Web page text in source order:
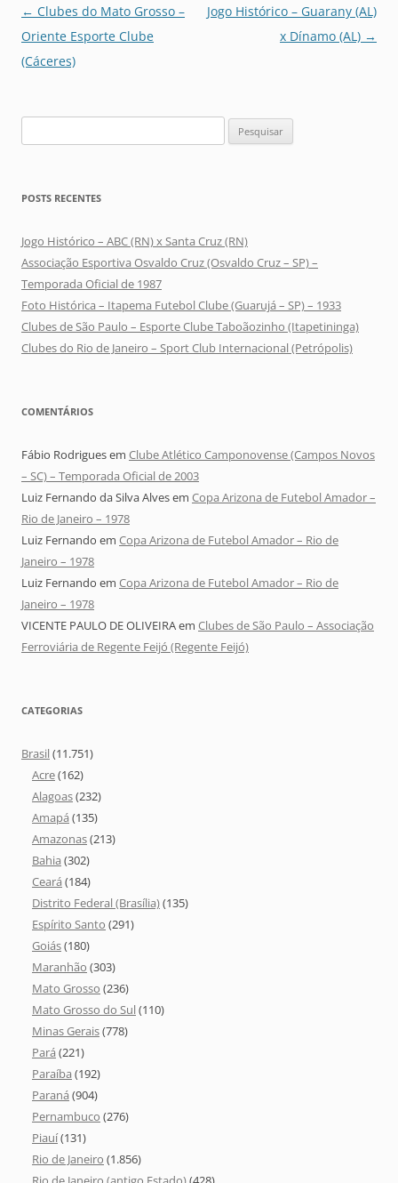
Navegação
de
posts
← Clubes do Mato Grosso –
Oriente Esporte Clube
(Cáceres)
Jogo Histórico – Guarany (AL)
x Dínamo (AL) →
por:
POSTS RECENTES
Jogo Histórico – ABC (RN) x Santa Cruz (RN)
Associação Esportiva Osvaldo Cruz (Osvaldo Cruz – SP) –
Temporada Oficial de 1987
Foto Histórica – Itapema Futebol Clube (Guarujá – SP) – 1933
Clubes de São Paulo – Esporte Clube Taboãozinho (Itapetininga)
Clubes do Rio de Janeiro – Sport Club Internacional (Petrópolis)
COMENTÁRIOS
Fábio Rodriguesem Clube Atlético Camponovense (Campos Novos
– SC) – Temporada Oficial de 2003
Luiz Fernando da Silva Alvesem Copa Arizona de Futebol Amador –
Rio de Janeiro – 1978
Luiz Fernando em Copa Arizona de Futebol Amador – Rio de
Janeiro – 1978
Luiz Fernando em Copa Arizona de Futebol Amador – Rio de
Janeiro – 1978
VICENTE PAULO DE OLIVEIRAem Clubes de São Paulo – Associação
Ferroviária de Regente Feijó (Regente Feijó)
CATEGORIAS
Brasil(11.751)
Acre(162)
Alagoas(232)
Amapá (135)
Amazonas(213)
Bahia (302)
Ceará (184)
Distrito Federal (Brasília)(135)
Espírito Santo (291)
Goiás(180)
Maranhão (303)
Mato Grosso (236)
Mato Grosso do Sul(110)
Minas Gerais(778)
Pará (221)
Paraíba (192)
Paraná (904)
Pernambuco (276)
Piauí(131)
Rio de Janeiro (1.856)